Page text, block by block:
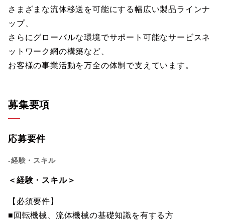
さまざまな流体移送を可能にする幅広い製品ラインナ
ップ、
さらにグローバルな環境でサポート可能なサービスネ
ットワーク網の構築など、
お客様の事業活動を万全の体制で支えています。
募集要項
応募要件
-経験・スキル
＜経験・スキル＞
【必須要件】
■回転機械、流体機械の基礎知識を有する方